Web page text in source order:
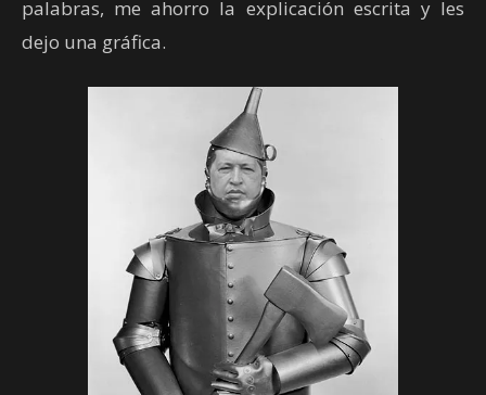
palabras, me ahorro la explicación escrita y les
dejo una gráfica.